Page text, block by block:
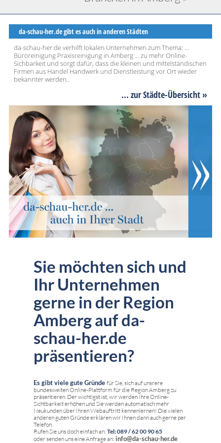
da-schau-her.de gibt es auch in anderen Städten
da-schau-her.de verhilft lokalen Unternehmen zum Thema: ...
Büroreinigung Praxisreinigung in Amberg ... zu mehr Online-
Sichbarkeit und sorgt dafür, dass die kleinen und mittelständischen
Firmen aus Handel Handwerk und Dienstleistung vor Ort wieder
bekannter werden..
... zur Städte-Übersicht »
Sie möchten sich und
Ihr Unternehmen
gerne in der Region
Amberg auf da-
schau-her.de
präsentieren?
Es gibt viele gute Gründe für Sie, sich auf unsrere
bundesweiten Online-Plattform für die Region Amberg zu
präsentieren. Der wichtigst ist, wir werden Ihre Online-
Sichtbarkeit erhöhen und Sie werden automatisch mehr
Neukunden über Ihren Webauftritt kennenlernen! Die vielen
anderen guten Gründe erklären wir Ihnen dann auch gerne per
Telefon.
Rufen Sie uns doch einfach an: Tel: 089 / 62 00 90 65
oder senden uns eine Anfrage an: info@da-schau-her.de